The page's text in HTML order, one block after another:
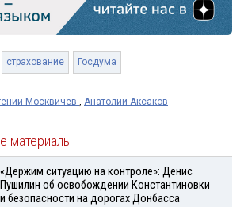
страхование Госдума
Москвичев , Анатолий Аксаков
материалы
«Держим ситуацию на контроле»: Денис
Пушилин об освобождении Константиновки
и безопасности на дорогах Донбасса